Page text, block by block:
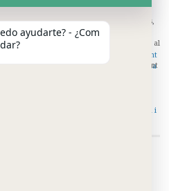
a ANDORRA. REFORMAS
pensions, reformes de restaurants,
a les necessitats constructives, de
i tot tipus de negocis. Ens dediquem al
costa i muntanya, apartaments
Estem en constant evolució tant
com en maquinària i
les seves necessitats com a Hotelers i
I DECORACIÓ REFORMES
ayudarte? - ¿Com